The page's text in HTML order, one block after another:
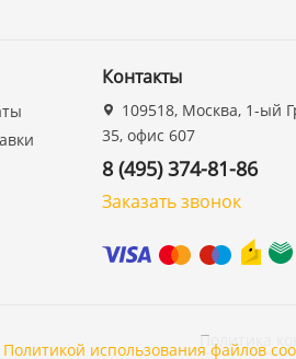
Контакты
109518, Москва, 1-ый
35, офис 607
8 (495) 374-81-86
Заказать звонок
Политика
Политикой использования файлов